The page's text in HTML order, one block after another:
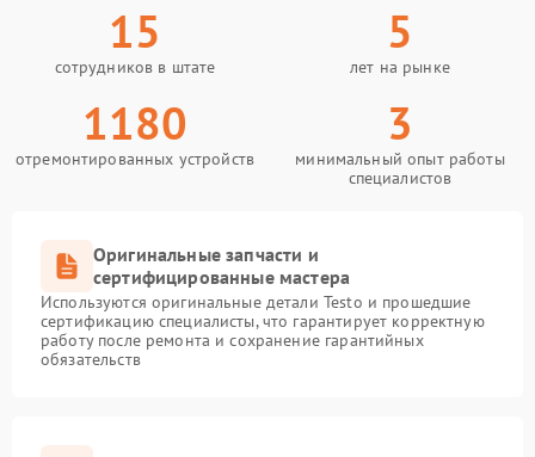
15
сотрудников в штате
5
лет на рынке
1180
отремонтированных устройств
3
минимальный опыт работы
специалистов
Оригинальные запчасти и
сертифицированные мастера
Используются оригинальные детали Testo и прошедшие
сертификацию специалисты, что гарантирует корректную
работу после ремонта и сохранение гарантийных
обязательств